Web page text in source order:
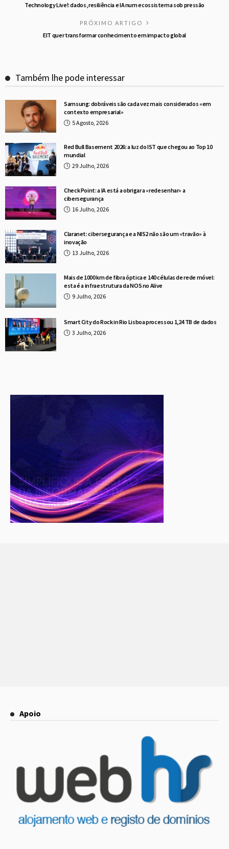
Technology Live!: dados, resiliência e IA num ecossistema sob pressão
PRÓXIMO ARTIGO
EIT quer transformar conhecimento em impacto global
Também lhe pode interessar
Samsung: dobráveis são cada vez mais considerados «em
contexto empresarial»
5 Agosto, 2026
Red Bull Basement 2026: a luz do IST que chegou ao Top 10
mundial
29 Julho, 2026
Check Point: a IA está a obrigar a «redesenhar» a
cibersegurança
16 Julho, 2026
Claranet: cibersegurança e a NIS2 não são um «travão» à
inovação
13 Julho, 2026
Mais de 1000 km de fibra óptica e 140 células de rede móvel:
esta é a infraestrutura da NOS no Alive
9 Julho, 2026
Smart City do Rock in Rio Lisboa processou 1,24 TB de dados
3 Julho, 2026
Apoio